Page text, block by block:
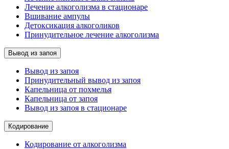
Лечение алкоголизма в стационаре
Вшивание ампулы
Детоксикация алкоголиков
Принудительное лечение алкоголизма
Вывод из запоя
Вывод из запоя
Принудительный вывод из запоя
Капельница от похмелья
Капельница от запоя
Вывод из запоя в стационаре
Кодирование
Кодирование от алкоголизма